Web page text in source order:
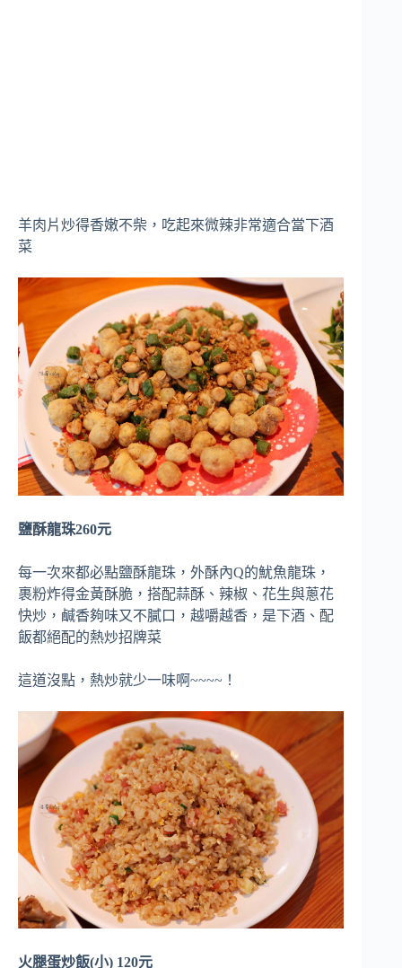
羊肉片炒得香嫩不柴，吃起來微辣非常適合當下酒
菜
鹽酥龍珠260元
每一次來都必點鹽酥龍珠，外酥內Q的魷魚龍珠，
裹粉炸得金黃酥脆，搭配蒜酥、辣椒、花生與蔥花
快炒，鹹香夠味又不膩口，越嚼越香，是下酒、配
飯都絕配的熱炒招牌菜
這道沒點，熱炒就少一味啊~~~~！
火腿蛋炒飯(小) 120元